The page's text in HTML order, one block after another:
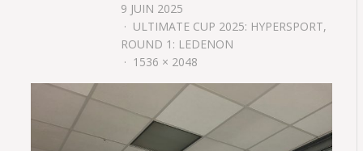
9 JUIN 2025
ULTIMATE CUP 2025: HYPERSPORT,
ROUND 1: LEDENON
1536 × 2048